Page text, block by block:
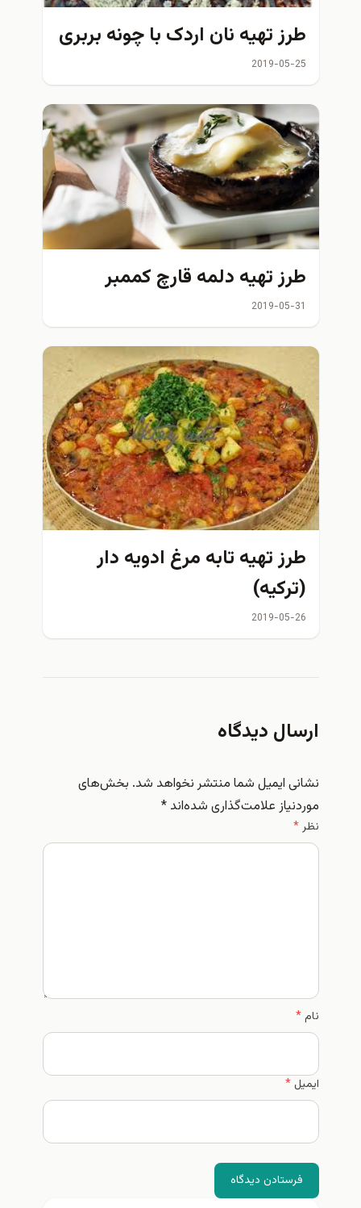
طرز تهیه نان اردک با چونه بربری
2019-05-25
طرز تهیه دلمه قارچ کممبر
2019-05-31
طرز تهیه تابه مرغ ادویه دار
(ترکیه)
2019-05-26
ارسال دیدگاه
نشانی ایمیل شما منتشر نخواهد شد. بخش‌های
موردنیاز علامت‌گذاری شده‌اند*
نظر*
نام*
ایمیل*
فرستادن دیدگاه